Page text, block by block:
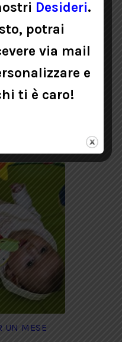
€
UN MESE
Desideri.
potrai
via mail
e
ti è caro!